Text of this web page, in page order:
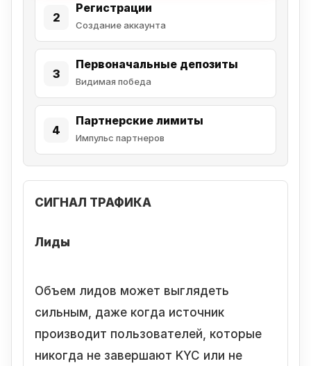
2
Регистрации
Создание аккаунта
3
Первоначальные депозиты
Видимая победа
4
Партнерские лимиты
Импульс партнеров
СИГНАЛ ТРАФИКА
Лиды
Объем лидов может выглядеть
сильным, даже когда источник
производит пользователей, которые
никогда не завершают KYC или не